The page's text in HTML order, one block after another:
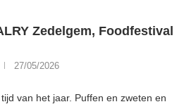
Zedelgem, Foodfestival
27/05/2026
van het jaar. Puffen en zweten en